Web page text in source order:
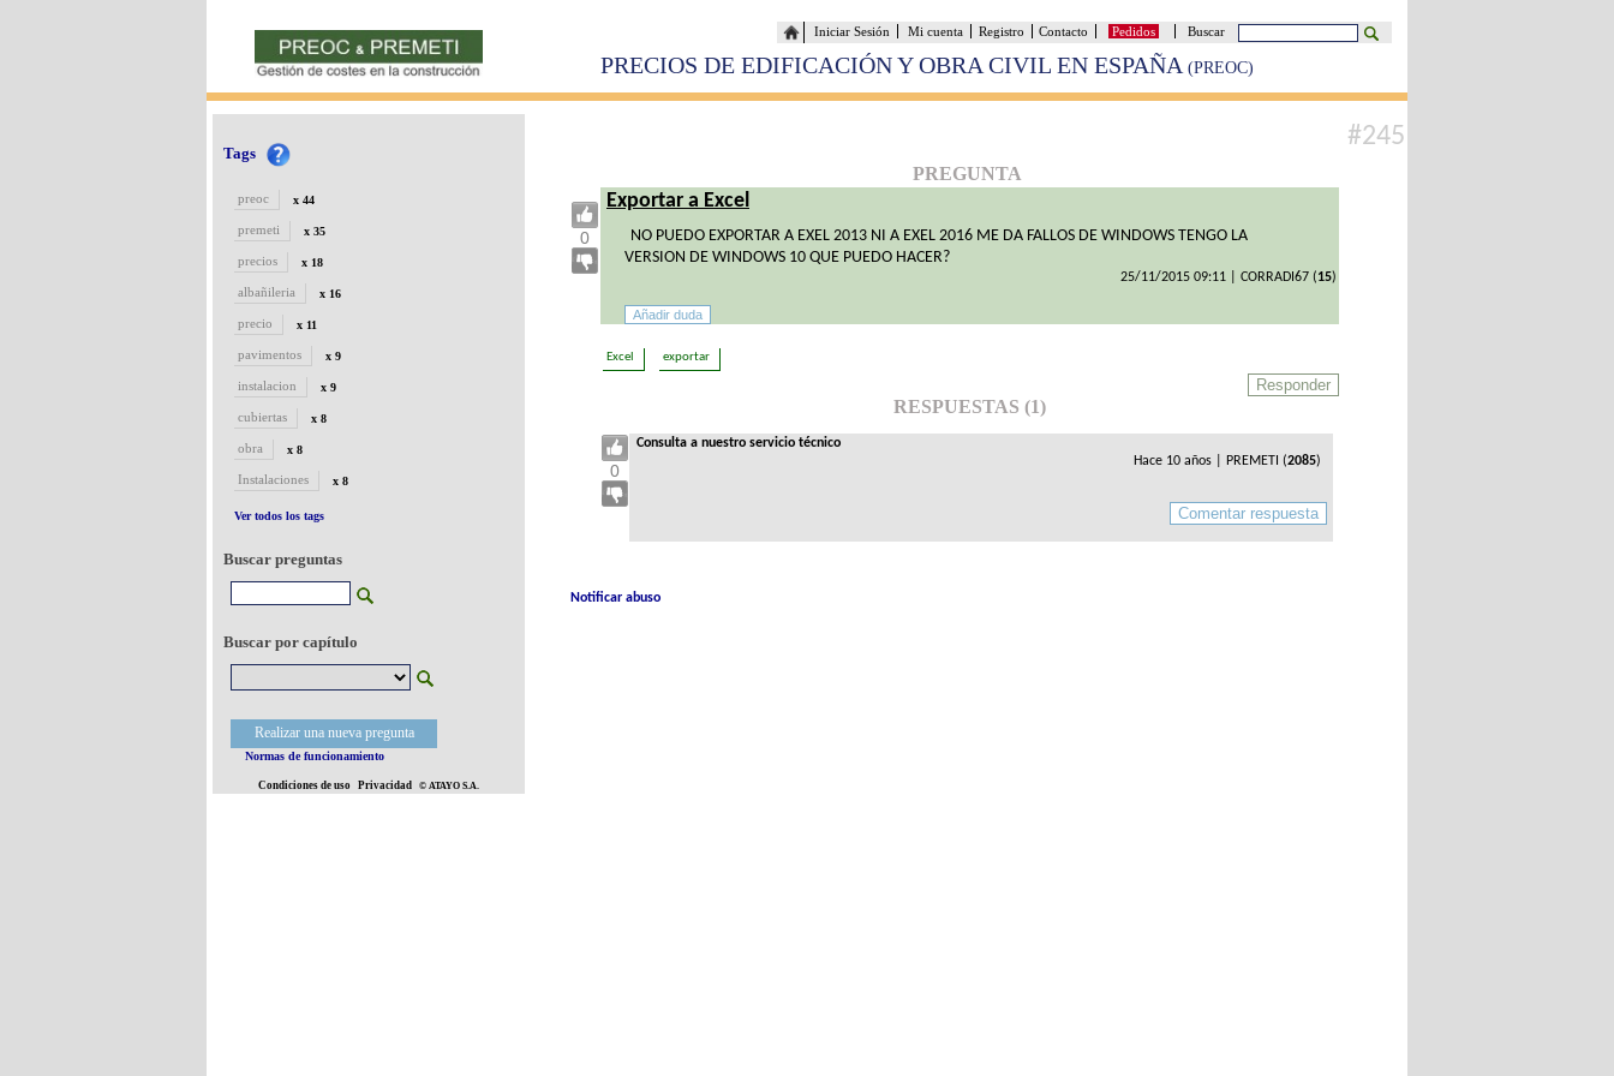
Buscar
Pedidos
Contacto
Registro
Mi cuenta
Iniciar Sesión
PRECIOS DE EDIFICACIÓN Y OBRA CIVIL EN ESPAÑA (PREOC)
Tags
preoc x 44
premeti x 35
precios x 18
albañileria x 16
precio x 11
pavimentos x 9
instalacion x 9
cubiertas x 8
obra x 8
Instalaciones x 8
Ver todos los tags
Buscar preguntas
Buscar por capítulo
Realizar una nueva pregunta
Normas de funcionamiento
Condiciones de uso Privacidad © ATAYO S.A.
#245
PREGUNTA
0
Exportar a Excel
NO PUEDO EXPORTAR A EXEL 2013 NI A EXEL 2016 ME DA FALLOS DE WINDOWS TENGO LA
VERSION DE WINDOWS 10 QUE PUEDO HACER?
25/11/2015 09:11 | CORRADI67 (15)
Excel exportar
RESPUESTAS (1)
0
Consulta a nuestro servicio técnico
Hace 10 años | PREMETI (2085)
Notificar abuso